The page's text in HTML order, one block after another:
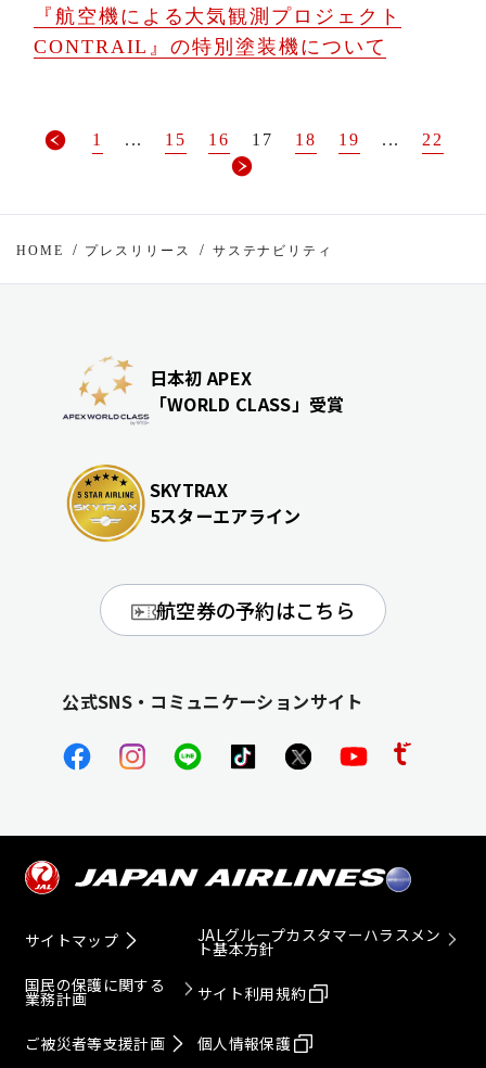
『航空機による大気観測プロジェクト
CONTRAIL』の特別塗装機について
1 ... 15 16 17 18 19 ... 22
HOME プレスリリース サステナビリティ
日本初 APEX
「WORLD CLASS」受賞
SKYTRAX
5スターエアライン
航空券の予約はこちら
公式SNS・コミュニケーションサイト
サイトマップ
国民の保護に関する
業務計画
ご被災者等支援計画
JALグループカスタマーハラスメン
ト基本方針
サイト利用規約
個人情報保護